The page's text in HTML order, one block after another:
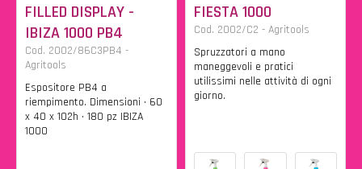
FILLED DISPLAY -
IBIZA 1000 PB4
Cod. 2002/86C3PB4 -
Agritools
Espositore PB4 a
riempimento. Dimensioni • 60
x 40 x 102h • 180 pz IBIZA
1000
FIESTA 1000
Cod. 2002/C2 - Agritools
Spruzzatori a mano
maneggevoli e pratici
utilissimi nelle attività di ogni
giorno.